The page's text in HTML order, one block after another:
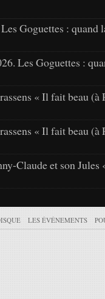
Goguettes : quand
Les Goguettes :
« Il fait beau (à
« Il fait beau (à
Claude et son Jules
LES ÉVÉNEMENTS